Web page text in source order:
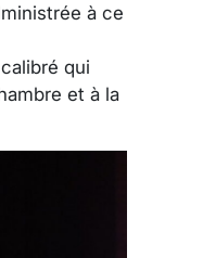
à ce
qui
et à la